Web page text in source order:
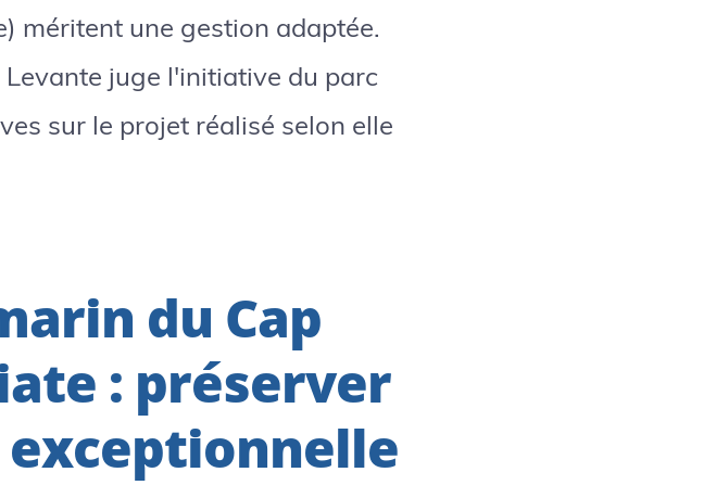
méritent une gestion adaptée.
juge l'initiative du parc
sur le projet réalisé selon elle
du Cap
: préserver